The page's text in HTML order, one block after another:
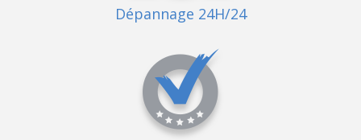
Dépannage 24H/24